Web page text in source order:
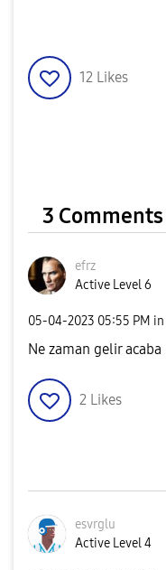
12 Likes
3 Comments
efrz
Active Level 6
‎05-04-2023 05:55 PM in
Ne zaman gelir acaba
2 Likes
esvrglu
Active Level 4